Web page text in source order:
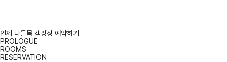
인제 나들목 캠핑장 예약하기
PROLOGUE
ROOMS
RESERVATION